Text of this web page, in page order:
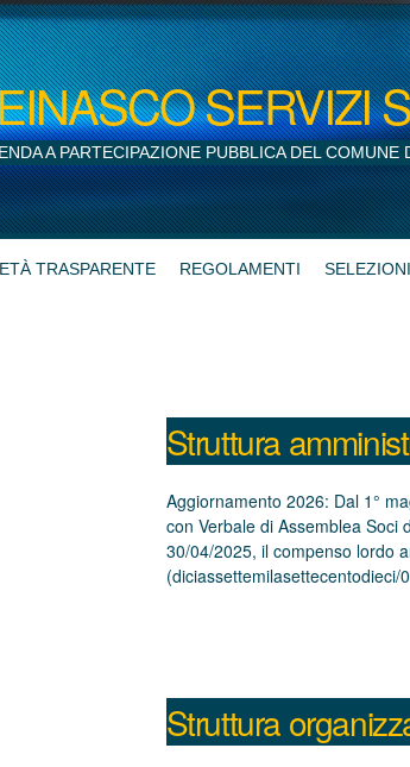
SERVIZI
A PARTECIPAZIONE PUBBLICA DEL COMUNE
TRASPARENTE REGOLAMENTI
Struttura
Aggiornamento 2026: Dal 1°
con Verbale di Assemblea
30/04/2025, il compenso lordo
Struttura